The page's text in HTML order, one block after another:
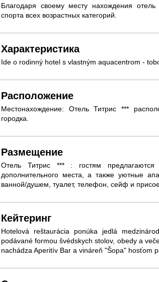
Благодаря своему месту нахождения
спорта всех возрастных категорий.
Характеристика
Ide o rodinný hotel s vlastným aquacentrom -
Расположение
Местонахождение: Отель Титрис ***
городка.
Размещение
Отель Титрис *** : гостям
дополнительного места, а также уютные
ванной/душем, туалет, телефон, сейф и
Кейтеринг
Hotelová reštaurácia ponúka jedlá
podávané formou švédskych stolov, obedy a
nachádza Aperitív Bar a vináreň "Šopa" hosťom